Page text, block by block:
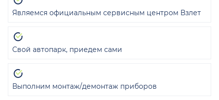
Являемся официальным сервисным центром Взлет
Свой автопарк, приедем сами
Выполним монтаж/демонтаж приборов